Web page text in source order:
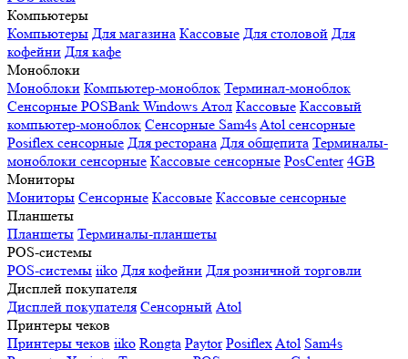
Компьютеры
Компьютеры Для магазина Кассовые Для столовой Для
кофейни Для кафе
Моноблоки
Моноблоки Компьютер-моноблок Терминал-моноблок
Сенсорные POSBank Windows Атол Кассовые Кассовый
компьютер-моноблок Сенсорные Sam4sAtol сенсорные
Posiflex сенсорные Для ресторана Для общепита Терминалы-
моноблоки сенсорные Кассовые сенсорные PosCenter 4GB
Мониторы
Мониторы Сенсорные Кассовые Кассовые сенсорные
Планшеты
Планшеты Терминалы-планшеты
POS-системы
POS-системы iiko Для кофейни Для розничной торговли
Дисплей покупателя
Дисплей покупателя Сенсорный Atol
Принтеры чеков
Принтеры чеков iiko Rongta Paytor PosiflexAtol Sam4s